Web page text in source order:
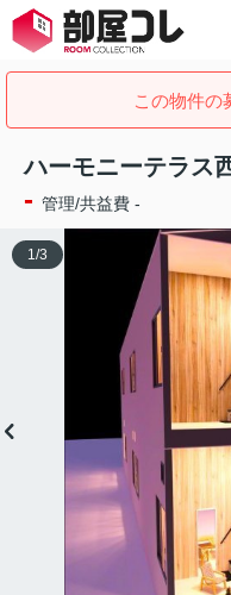
この物件の
ハーモニーテラス
- 管理/共益費 -
1/3